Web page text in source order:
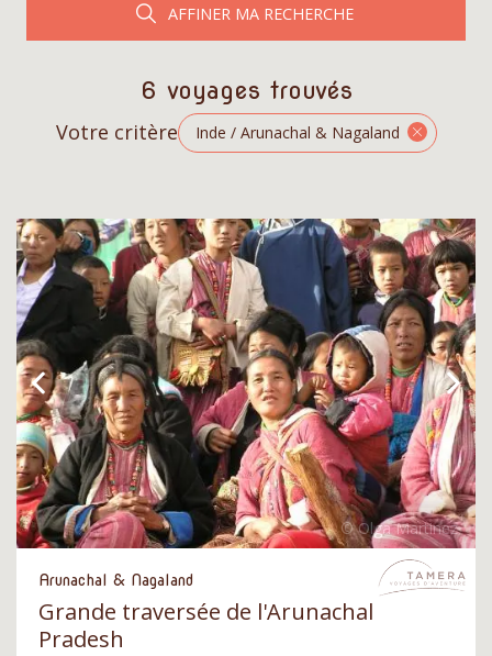
AFFINER MA RECHERCHE
6 voyages trouvés
Votre critère Inde / Arunachal & Nagaland
Arunachal & Nagaland
Grande traversée de l'Arunachal
Pradesh